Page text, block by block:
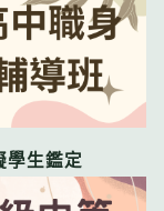
學生鑑定